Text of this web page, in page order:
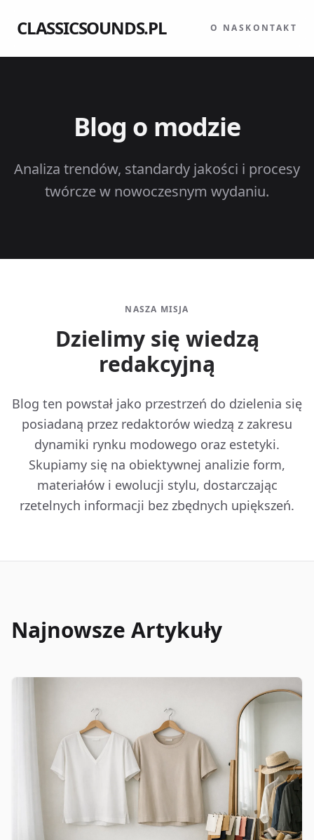
CLASSICSOUNDS.PL O NAS KONTAKT
Blog o modzie
Analiza trendów, standardy jakości i procesy
twórcze w nowoczesnym wydaniu.
NASZA MISJA
Dzielimy się wiedzą
redakcyjną
Blog ten powstał jako przestrzeń do dzielenia się
posiadaną przez redaktorów wiedzą z zakresu
dynamiki rynku modowego oraz estetyki.
Skupiamy się na obiektywnej analizie form,
materiałów i ewolucji stylu, dostarczając
rzetelnych informacji bez zbędnych upiększeń.
Najnowsze Artykuły